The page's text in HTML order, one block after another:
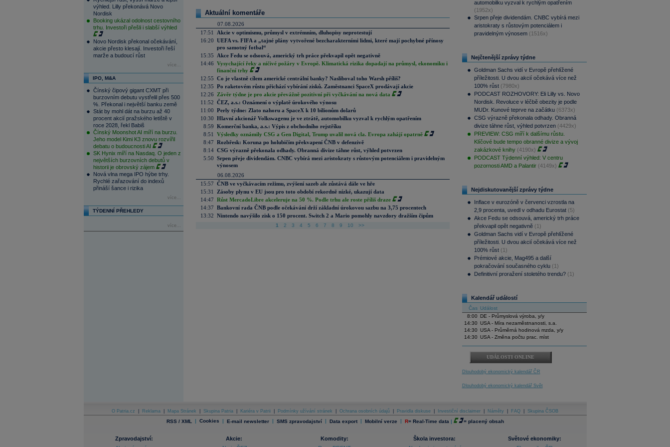
výhled. Lilly překonává Novo
Nordisk
Booking ukázal odolnost cestovního
trhu. Investoři přešli i slabší výhled
Novo Nordisk překonal očekávání,
akcie přesto klesají. Investoři řeší
marže a budoucí růst
více...
IPO, M&A
Čínský čipový gigant CXMT při
burzovním debutu vystřelil přes 500
%. Překonal i největší banku země
Stát by mohl dát na burzu až 40
procent akcií pražského letiště v
roce 2028, řekl Babiš
Čínský Moonshot AI míří na burzu.
Jeho model Kimi K3 znovu rozvířil
debatu o budoucnosti AI
SK Hynix míří na Nasdaq. O jeden z
největších burzovních debutů v
historii je obrovský zájem
Nová vlna mega IPO hýbe trhy.
Rychlé zařazování do indexů
přináší šance i rizika
více...
TÝDENNÍ PŘEHLEDY
více...
Aktuální komentáře
07.08.2026
17:51
Akcie v optimismu, průmysl v extrémním, dluhopisy neprotestují
16:20 UEFA vs. FIFA a „tajné plány vytvořené bezcharakterními lidmi, které mají pochybné přínosy
pro samotný fotbal“
15:35
Akce Fedu se odsouvá, americký trh práce překvapil opět negativně
14:46 Vysychající řeky a ničivé požáry v Evropě. Klimatická rizika dopadají na průmysl, ekonomiku i
finanční trhy
12:55 Co je vlastně cílem americké centrální banky? Nasliboval toho Warsh příliš?
12:35 Po raketovém růstu přichází vybírání zisků. Zaměstnanci SpaceX prodávají akcie
12:26
Závěr týdne je pro akcie převážně pozitivní při vyčkávání na nová data
11:52 ČEZ, a.s.: Oznámení o výplatě úrokového výnosu
11:00 Perly týdne: Zlato nahoru a SpaceX k 10 bilionům dolarů
10:30 Hlavní akcionář Volkswagenu je ve ztrátě, automobilku vyzval k rychlým opatřením
8:59 Komerční banka, a.s.: Výpis z obchodního rejstříku
8:51
Výsledky oznámily CSG a Gen Digital, Trump uvalil nová cla. Evropa zahájí opatrně
8:47 Rozbřesk: Koruna po holubičím překvapení ČNB v defenzivě
8:14 CSG výrazně překonala odhady. Obranná divize táhne růst, výhled potvrzen
5:50 Srpen přeje dividendám. CNBC vybírá mezi aristokraty s růstovým potenciálem i pravidelným
výnosem
06.08.2026
15:57 ČNB ve vyčkávacím režimu, zvýšení sazeb ale zůstává dále ve hře
15:31
Zásoby plynu v EU jsou pro toto období rekordně nízké, ukazují data
14:47 Růst MercadoLibre akceleruje na 50 %. Podle trhu ale roste příliš draze
14:37 Bankovní rada ČNB podle očekávání drží základní úrokovou sazbu na 3,75 procentech
13:32 Nintendo navýšilo zisk o 150 procent. Switch 2 a Mario pomohly navzdory dražším čipům
1 2 3 4 5 6 7 8 9 10 >>
automobilku vyzval k rychlým opatřením
(1952x)
Srpen přeje dividendám. CNBC vybírá mezi
aristokraty s růstovým potenciálem i
pravidelným výnosem (1516x)
Nejčtenější zprávy týdne
Goldman Sachs vidí v Evropě přehlížené
příležitosti. U dvou akcií očekává více než
100% růst (7980x)
PODCAST ROZHOVORY: Eli Lilly vs. Novo
Nordisk. Revoluce v léčbě obezity je podle
MUDr. Kunové teprve na začátku (6373x)
CSG výrazně překonala odhady. Obranná
divize táhne růst, výhled potvrzen (4429x)
PREVIEW: CSG míří k dalšímu růstu.
Klíčové bude tempo obranné divize a vývoj
zakázkové knihy (4190x)
PODCAST Týdenní výhled: V centru
pozornosti AMD a Palantir (4149x)
Nejdiskutovanější zprávy týdne
Inflace v eurozóně v červenci vzrostla na
2,9 procenta, uvedl v odhadu Eurostat (5)
Akce Fedu se odsouvá, americký trh práce
překvapil opět negativně (1)
Goldman Sachs vidí v Evropě přehlížené
příležitosti. U dvou akcií očekává více než
100% růst (1)
Prémiové akcie, Mag495 a další
pokračování současného cyklu (1)
Definitivní proražení stoletého trendu? (1)
Kalendář událostí
Čas Událost
8:00
DE - Průmyslová výroba, y/y
14:30 USA - Míra nezaměstnanosti, s.a.
14:30 USA - Průměrná hodinová mzda, y/y
14:30 USA - Změna počtu prac. míst
UDÁLOSTI ONLINE
Dlouhodobý ekonomický kalendář ČR
Dlouhodobý ekonomický kalendář Svět
O Patria.cz Reklama Mapa Stránek Skupina Patria Kariéra v Patrii Podmínky užívání stránek Ochrana osobních údajů Pravidla diskuse Investiční disclaimer Náměty FAQ Skupina ČSOB
RSS / XML | Cookies | E-mail newsletter | SMS zpravodajství | Data export | Mobilní verze | R= Real-Time data | = placený obsah
Zpravodajství:
Akcie:
Komodity:
Škola investora:
Světové ekonomiky: